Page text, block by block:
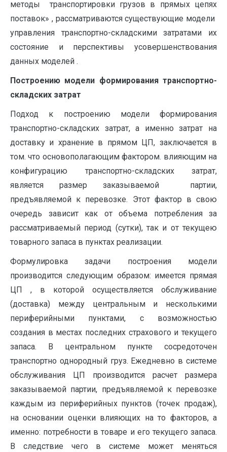
методы транспортировки грузов в прямых цепях
поставок» , рассматриваются существующие модели
управления транспортно-складскими затратами их
состояние и перспективы усовершенствования
данных моделей .
Построению модели формирова­ния транспортно-
складских затрат
Подход к построению модели формирова­ния
транспортно-складских затрат, а именно затрат на
доставку и хранение в прямом ЦП, зак­лючается в
том. что основополагающим факто­ром. влияющим на
конфигурацию транспортно-складских затрат,
является размер заказываемой партии,
предъявляемой к перевозке. Этот фактор в свою
очередь зависит как от объема потребления за
рассматриваемый период (сут­ки), так и от текущею
товарного запаса в пунк­тах реализации.
Формулировка задачи построения модели
производится следующим образом: имеется пря­мая
ЦП , в которой осуществляется обслужива­ние
(доставка) между центральным и несколь­кими
периферийными пунктами, с возможнос­тью
создания в местах последних страхового и текущего
запаса. В центральном пункте сосре­доточен
транспортно однородный груз. Ежеднев­но в системе
обслуживания ЦП производится расчет размера
заказываемой партии, предъяв­ляемой к перевозке
каждым из периферийных пунктов (точек продаж),
на основании оценки влияющих на то факторов, а
именно: потребнос­ти в товаре и его текущего запаса.
В следствие чего в системе может меняться